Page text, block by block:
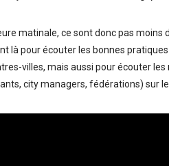
matinale, ce sont donc pas
là pour écouter les bonnes
villes, mais aussi pour écouter
city managers, fédérations) sur